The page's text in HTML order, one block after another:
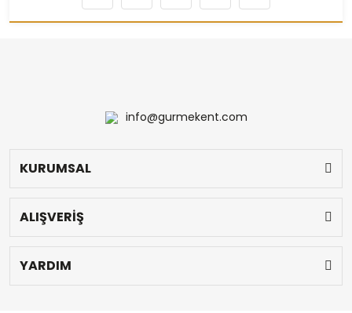
info@gurmekent.com
KURUMSAL
ALIŞVERİŞ
YARDIM